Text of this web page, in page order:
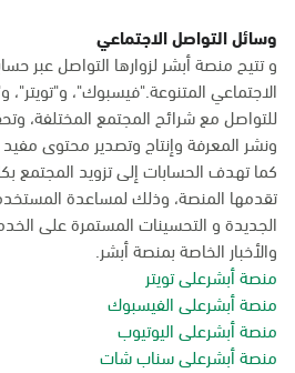
وسائل التواصل الاجتماعي
و تتيح منصة أبشر لزوارها التواصل عبر
الاجتماعي المتنوعة."فيسبوك"،
للتواصل مع شرائح المجتمع المختلفة،
ونشر المعرفة وإنتاج وتصدير محتوى
كما تهدف الحسابات إلى تزويد المجتمع
تقدمها المنصة، وذلك لمساعدة
الجديدة و التحسينات المستمرة على
والأخبار الخاصة بمنصة أبشر.
منصة أبشرعلى تويتر
منصة أبشرعلى الفيسبوك
منصة أبشرعلى اليوتيوب
منصة أبشرعلى سناب شات